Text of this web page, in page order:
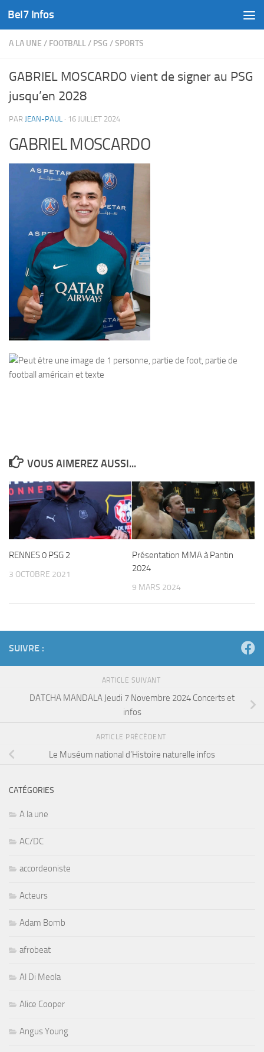
Skip to content
Bel7 Infos
A LA UNE / FOOTBALL/ PSG /SPORTS
GABRIEL MOSCARDO vient de signer au PSG
jusqu’en 2028
PAR JEAN-PAUL · 16 JUILLET 2024
GABRIEL MOSCARDO
VOUS AIMEREZ AUSSI...
RENNES 0 PSG 2
3 OCTOBRE 2021
Présentation MMA à Pantin
2024
9 MARS 2024
SUIVRE :
ARTICLE SUIVANT
DATCHA MANDALA Jeudi 7 Novembre 2024 Concerts et
infos
ARTICLE PRÉCÉDENT
Le Muséum national d’Histoire naturelle infos
CATÉGORIES
A la une
AC/DC
accordeoniste
Acteurs
Adam Bomb
afrobeat
Al Di Meola
Alice Cooper
Angus Young